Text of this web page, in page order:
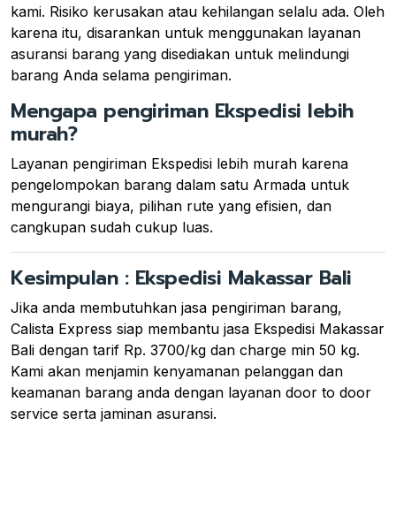
kami. Risiko kerusakan atau kehilangan selalu ada. Oleh
karena itu, disarankan untuk menggunakan layanan
asuransi barang yang disediakan untuk melindungi
barang Anda selama pengiriman.
Mengapa pengiriman Ekspedisi lebih
murah?
Layanan pengiriman Ekspedisi lebih murah karena
pengelompokan barang dalam satu Armada untuk
mengurangi biaya, pilihan rute yang efisien, dan
cangkupan sudah cukup luas.
Kesimpulan : Ekspedisi Makassar Bali
Jika anda membutuhkan jasa pengiriman barang,
Calista Express siap membantu jasa Ekspedisi Makassar
Bali dengan tarif Rp. 3700/kg dan charge min 50 kg.
Kami akan menjamin kenyamanan pelanggan dan
keamanan barang anda dengan layanan door to door
service serta jaminan asuransi.